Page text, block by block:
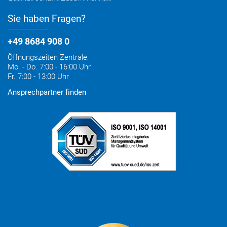
Sie haben Fragen?
+49 8684 908 0
Öffnungszeiten Zentrale:
Mo. - Do. 7:00 - 16:00 Uhr
Fr. 7:00 - 13:00 Uhr
Ansprechpartner finden